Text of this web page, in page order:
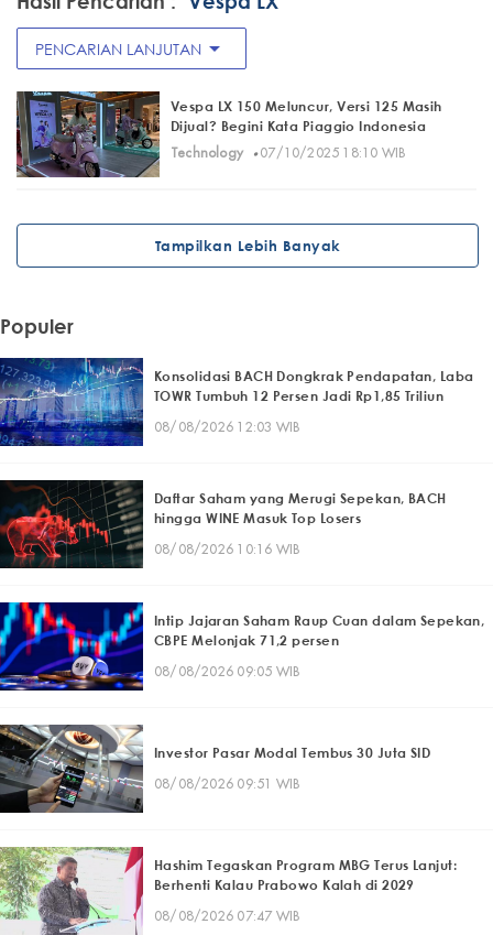
PENCARIAN LANJUTAN arrow_drop_down
Vespa LX 150 Meluncur, Versi 125 Masih
Dijual? Begini Kata Piaggio Indonesia
Technology
· 07/10/2025 18:10 WIB
Tampilkan Lebih Banyak
Populer
Konsolidasi BACH Dongkrak Pendapatan, Laba
TOWR Tumbuh 12 Persen Jadi Rp1,85 Triliun
08/08/2026 12:03 WIB
Daftar Saham yang Merugi Sepekan, BACH
hingga WINE Masuk Top Losers
08/08/2026 10:16 WIB
Intip Jajaran Saham Raup Cuan dalam Sepekan,
CBPE Melonjak 71,2 persen
08/08/2026 09:05 WIB
Investor Pasar Modal Tembus 30 Juta SID
08/08/2026 09:51 WIB
Hashim Tegaskan Program MBG Terus Lanjut:
Berhenti Kalau Prabowo Kalah di 2029
08/08/2026 07:47 WIB